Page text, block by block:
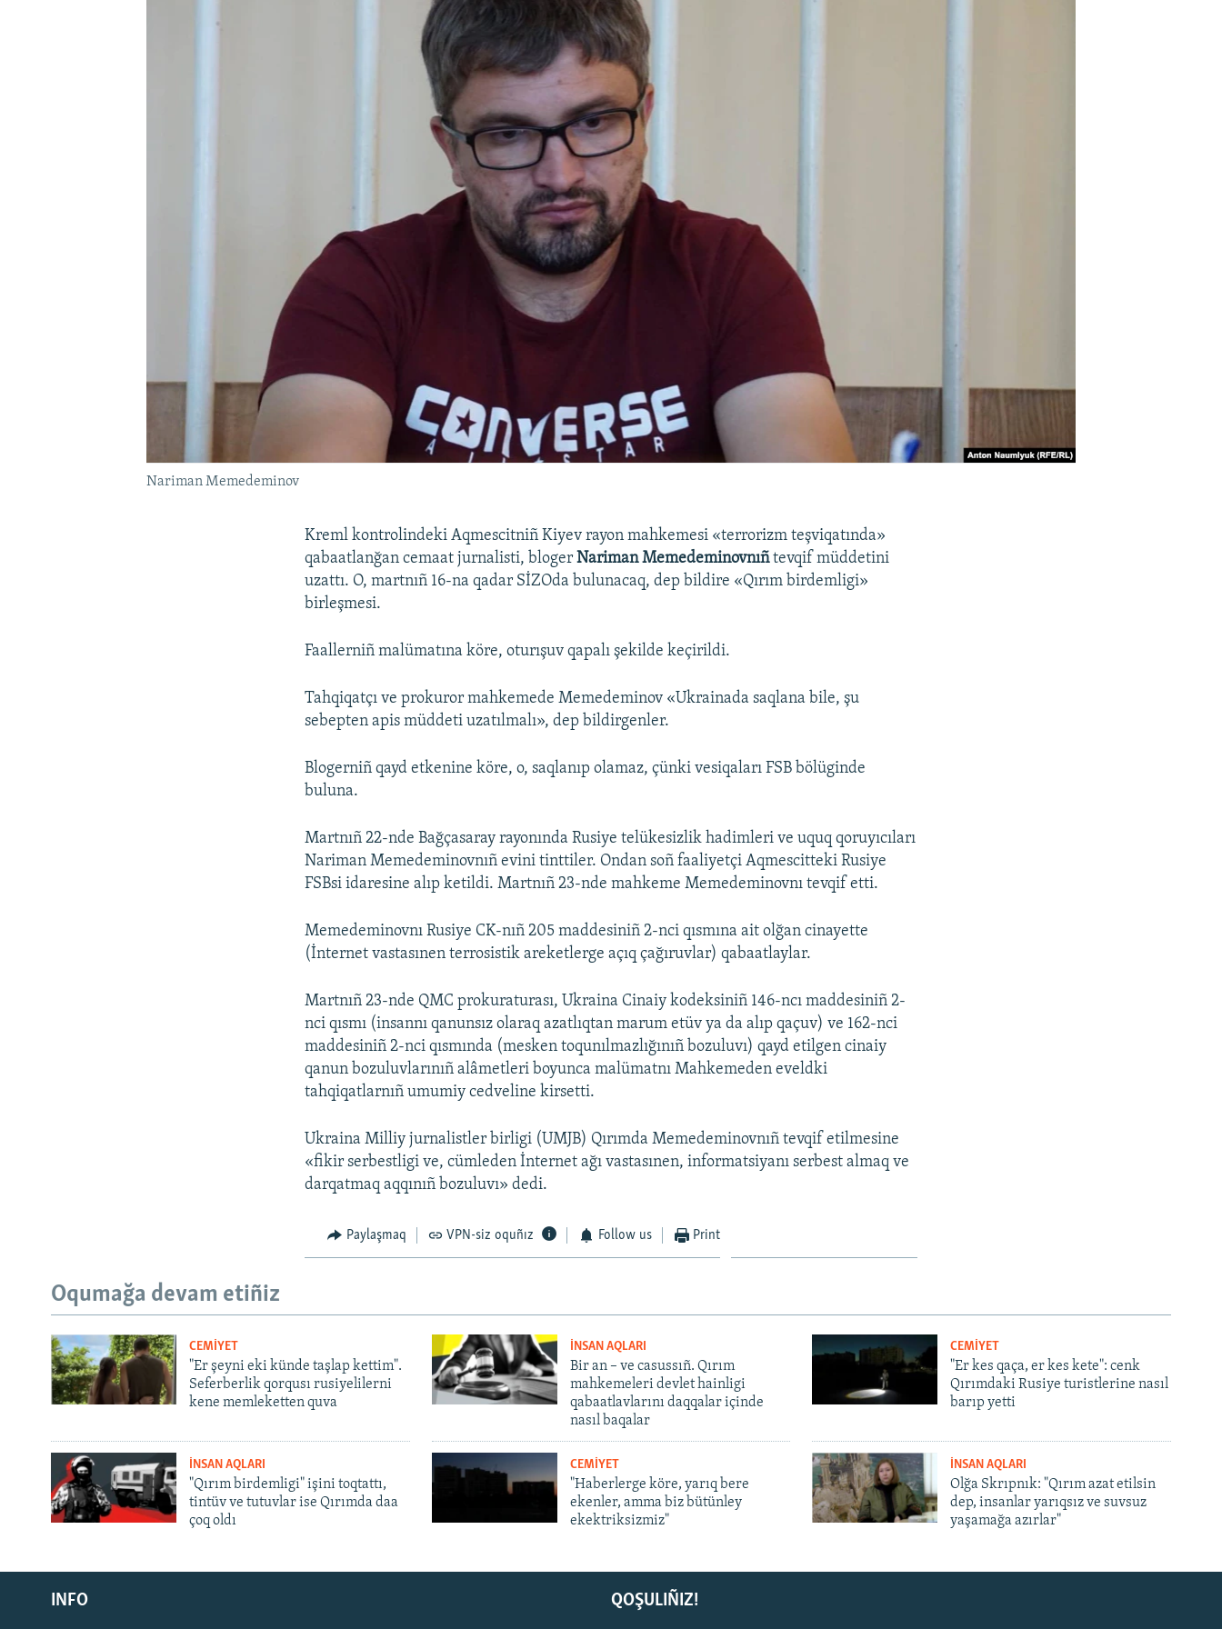
Русский
Українською
Nariman Memedeminov
Kreml kontrolindeki Aqmescitniñ Kiyev rayon mahkemesi «terrorizm teşviqatında»
qabaatlanğan cemaat jurnalisti, blogerNariman Memedeminovnıñtevqif müddetini
uzattı. O, martnıñ 16-na qadar SİZOda bulunacaq, dep bildire «Qırım birdemligi»
birleşmesi.
Faallerniñ malümatına köre, oturışuv qapalı şekilde keçirildi.
Tahqiqatçı ve prokuror mahkemede Memedeminov «Ukrainada saqlana bile, şu
sebepten apis müddeti uzatılmalı», dep bildirgenler.
Blogerniñ qayd etkenine köre, o, saqlanıp olamaz, çünki vesiqaları FSB bölüginde
buluna.
Martnıñ 22-nde Bağçasaray rayonında Rusiye telükesizlik hadimleri ve uquq qoruyıcıları
Nariman Memedeminovnıñ evini tinttiler. Ondan soñ faaliyetçi Aqmescitteki Rusiye
FSBsi idaresine alıp ketildi. Martnıñ 23-nde mahkeme Memedeminovnı tevqif etti.
Memedeminovnı Rusiye CK-nıñ 205 maddesiniñ 2-nci qısmına ait olğan cinayette
(İnternet vastasınen terrosistik areketlerge açıq çağıruvlar) qabaatlaylar.
Martnıñ 23-nde QMC prokuraturası, Ukraina Cinaiy kodeksiniñ 146-ncı maddesiniñ 2-
nci qısmı (insannı qanunsız olaraq azatlıqtan marum etüv ya da alıp qaçuv) ve 162-nci
maddesiniñ 2-nci qısmında (mesken toqunılmazlığınıñ bozuluvı) qayd etilgen cinaiy
qanun bozuluvlarınıñ alâmetleri boyunca malümatnı Mahkemeden eveldki
tahqiqatlarnıñ umumiy cedveline kirsetti.
Ukraina Milliy jurnalistler birligi (UMJB) Qırımda Memedeminovnıñ tevqif etilmesine
«fikir serbestligi ve, cümleden İnternet ağı vastasınen, informatsiyanı serbest almaq ve
darqatmaq aqqınıñ bozuluvı» dedi.
Paylaşmaq VPN-siz oquñız Follow us Print
Oqumağa devam etiñiz
CEMİYET
"Er şeyni eki künde taşlap kettim".
Seferberlik qorqusı rusiyelilerni
kene memleketten quva
İNSAN AQLARI
Bir an – ve casussıñ. Qırım
mahkemeleri devlet hainligi
qabaatlavlarını daqqalar içinde
nasıl baqalar
CEMİYET
"Er kes qaça, er kes kete": cenk
Qırımdaki Rusiye turistlerine nasıl
barıp yetti
İNSAN AQLARI
"Qırım birdemligi" işini toqtattı,
tintüv ve tutuvlar ise Qırımda daa
çoq oldı
CEMİYET
"Haberlerge köre, yarıq bere
ekenler, amma biz bütünley
ekektriksizmiz"
İNSAN AQLARI
Olğa Skrıpnık: "Qırım azat etilsin
dep, insanlar yarıqsız ve suvsuz
yaşamağa azırlar"
QOŞULIÑIZ!
INFO